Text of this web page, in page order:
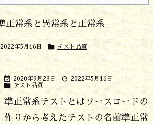
正常系と異常系と正常系
2022年5月16日  テスト品質
 2020年9月23日  2022年5月16日
 テスト品質
準正常系テストとはソースコードの
作りから考えたテストの名前準正常